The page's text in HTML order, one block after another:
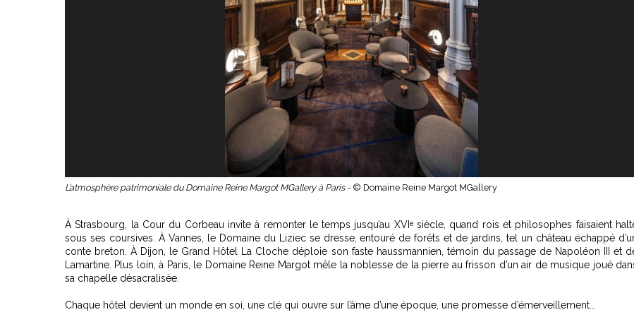
L’atmosphère patrimoniale du Domaine Reine Margot MGallery à Paris - © Domaine Reine Margot MGallery
À Strasbourg, la Cour du Corbeau invite à remonter le temps jusqu’au XVIᵉ siècle, quand rois et philosophes faisaient
sous ses coursives. À Vannes, le Domaine du Liziec se dresse, entouré de forêts et de jardins, tel un château échappé
conte breton. À Dijon, le Grand Hôtel La Cloche déploie son faste haussmannien, témoin du passage de Napoléon III et
Lamartine. Plus loin, à Paris, le Domaine Reine Margot mêle la noblesse de la pierre au frisson d’un air de musique joué
sa chapelle désacralisée.
Chaque hôtel devient un monde en soi, une clé qui ouvre sur l’âme d’une époque, une promesse d’émerveillement...